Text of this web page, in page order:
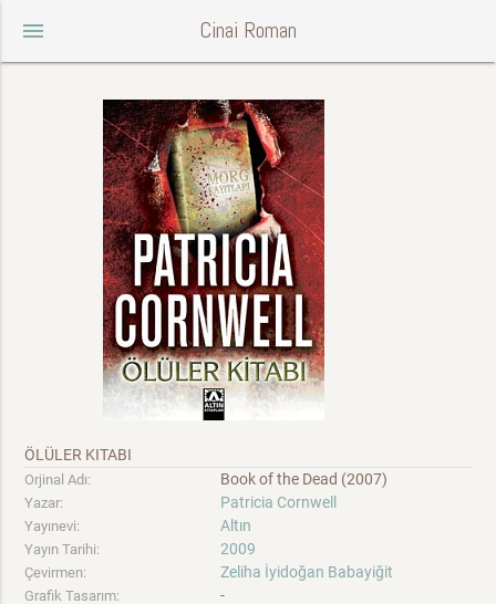
menu Cinai Roman
ÖLÜLER KITABI
Orjinal Adı: Book of the Dead (2007)
Yazar: Patricia Cornwell
Yayınevi: Altın
Yayın Tarihi: 2009
Çevirmen: Zeliha İyidoğan Babayiğit
Grafik Tasarım: -